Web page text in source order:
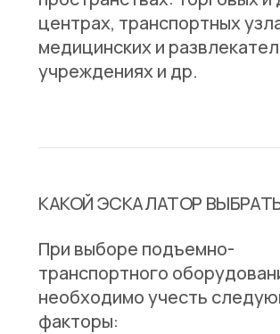
центрах, транспортных
медицинских и
учреждениях и др.
КАКОЙ ЭСКАЛАТОР
При выборе подъемно-
транспортного
необходимо учесть
факторы: